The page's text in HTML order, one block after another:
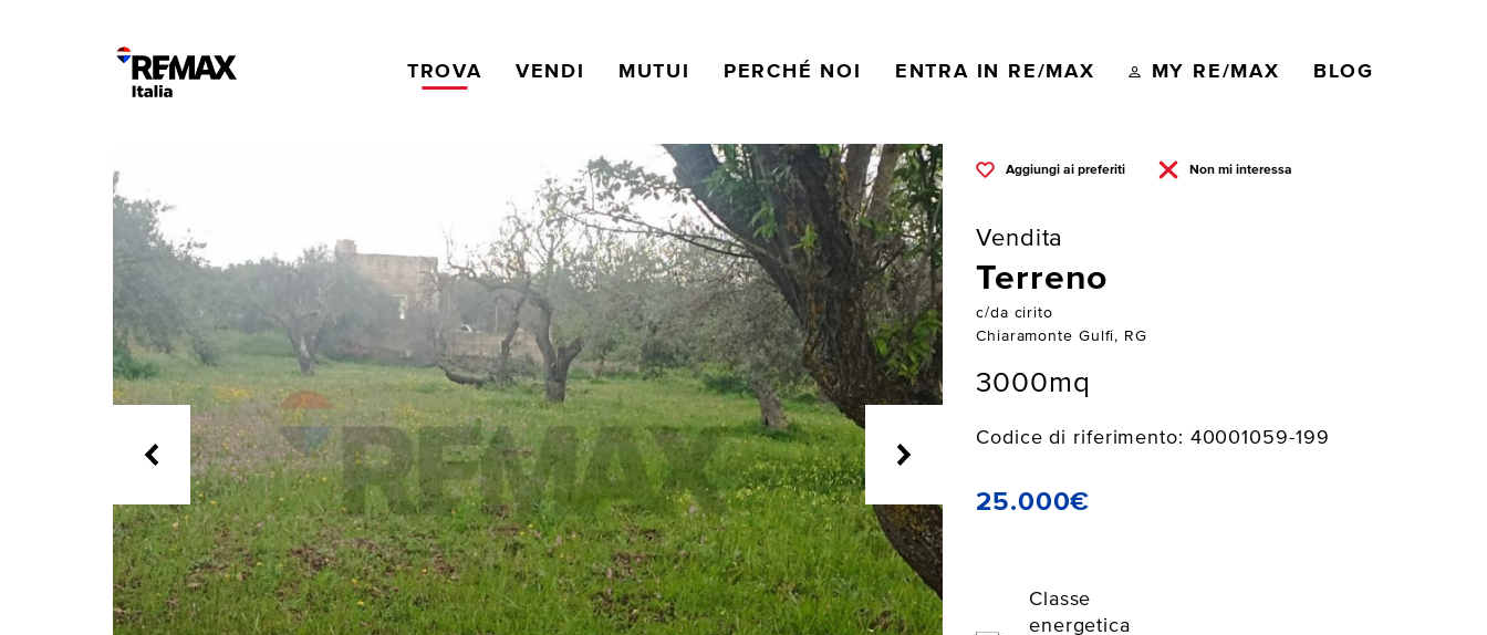
TROVA VENDI MUTUI PERCHÉ NOI ENTRA IN RE/MAX MY RE/MAX BLOG
Aggiungi ai preferiti Non mi interessa
Vendita
Terreno
c/da cirito
Chiaramonte Gulfi, RG
3000mq
Codice di riferimento: 40001059-199
25.000€
Classe
energetica